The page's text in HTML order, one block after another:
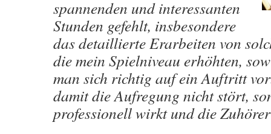
spannenden und interessanten
Stunden gefehlt, insbesondere
das detaillierte Erarbeiten von
die mein Spielniveau erhöhten,
man sich richtig auf ein Auftritt
damit die Aufregung nicht stört,
professionell wirkt und die